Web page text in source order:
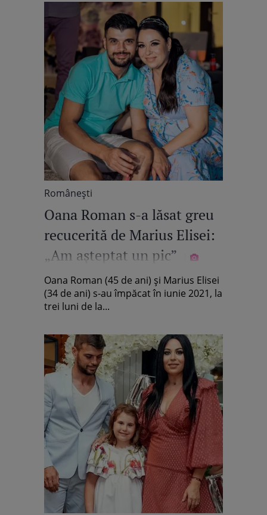
Româneşti
Oana Roman s-a lăsat greu
recucerită de Marius Elisei:
„Am așteptat un pic”
Oana Roman (45 de ani) și Marius Elisei
(34 de ani) s-au împăcat în iunie 2021, la
trei luni de la...